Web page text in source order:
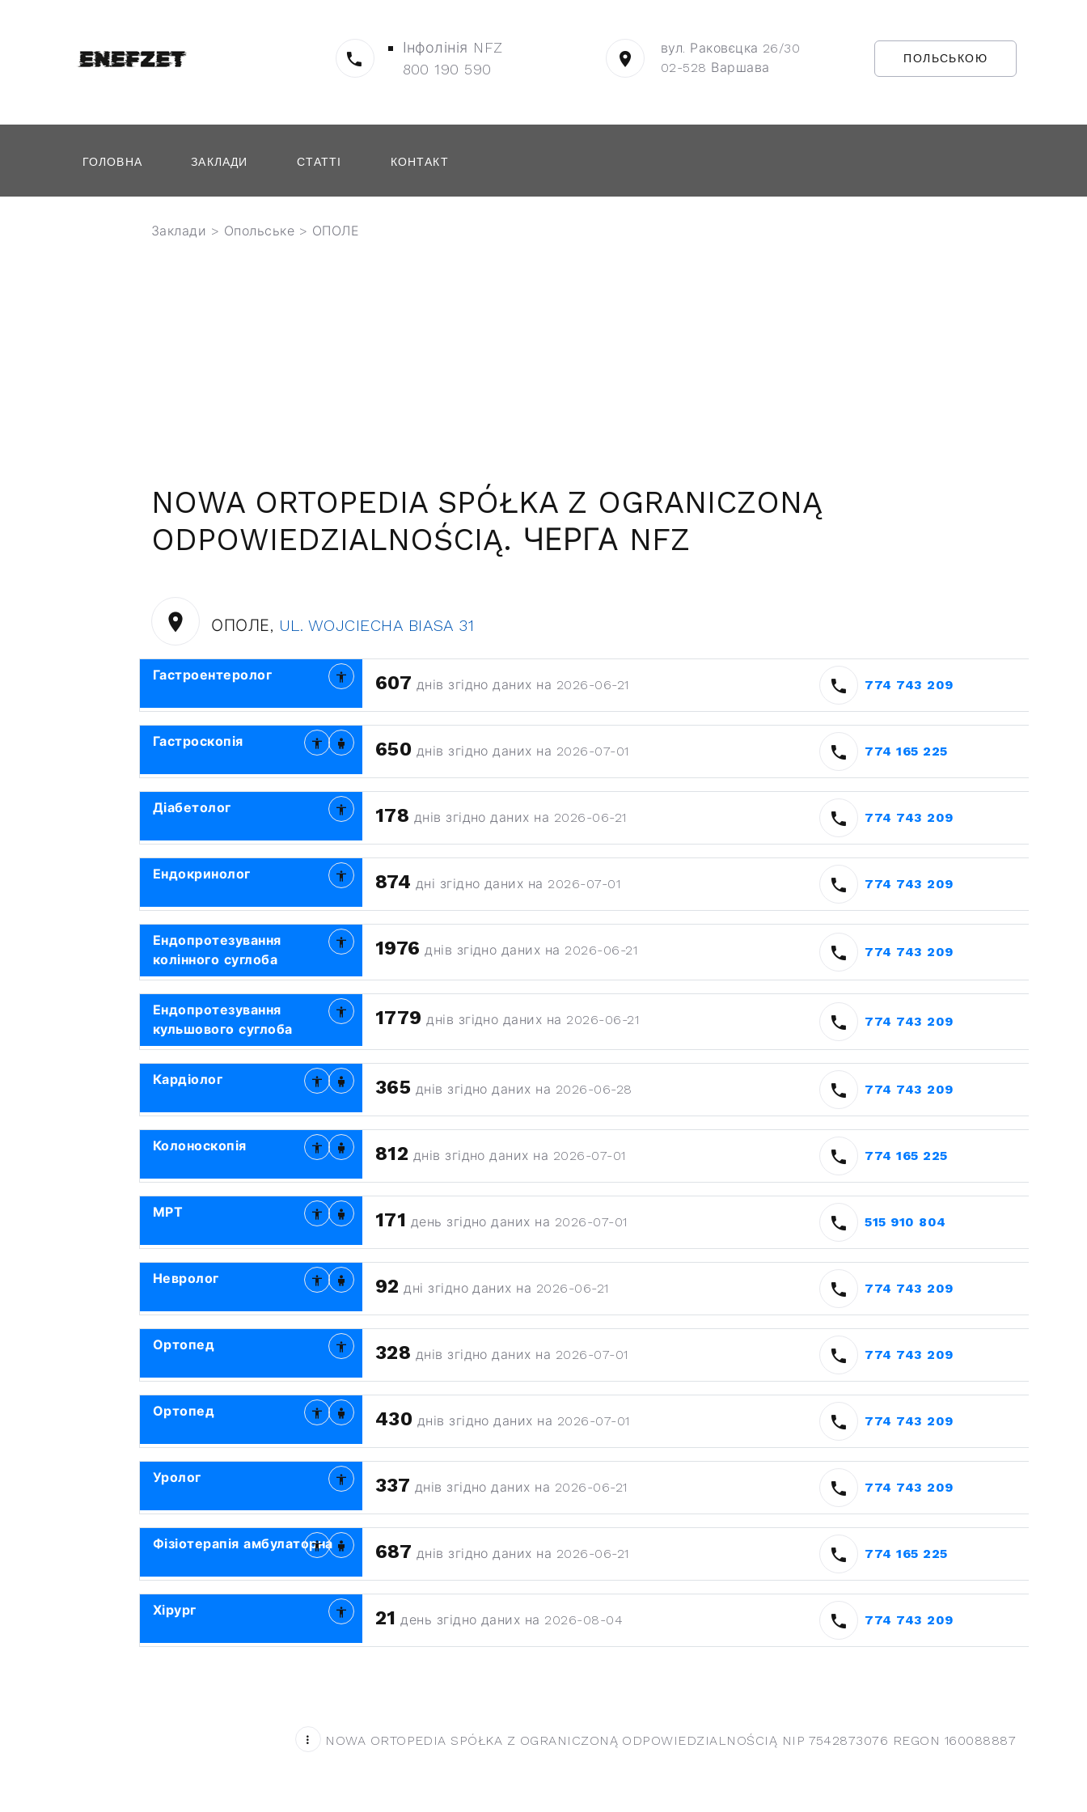
Інфолінія NFZ
800 190 590
вул. Раковєцка 26/30
02-528 Варшава
ПОЛЬСЬКОЮ
ГОЛОВНА ЗАКЛАДИ СТАТТІ КОНТАКТ
Заклади > Опольське > ОПОЛЕ
NOWA ORTOPEDIA SPÓŁKA Z OGRANICZONĄ
ODPOWIEDZIALNOŚCIĄ. ЧЕРГА NFZ
ОПОЛЕ, UL. WOJCIECHA BIASA 31
Гастроентеролог 607 днів згідно даних на 2026-06-21 774 743 209
Гастроскопія 650 днів згідно даних на 2026-07-01 774 165 225
Діабетолог 178 днів згідно даних на 2026-06-21 774 743 209
Ендокринолог 874 дні згідно даних на 2026-07-01 774 743 209
Ендопротезування
колінного суглоба
1976 днів згідно даних на 2026-06-21 774 743 209
Ендопротезування
кульшового суглоба
1779 днів згідно даних на 2026-06-21 774 743 209
Кардіолог 365 днів згідно даних на 2026-06-28 774 743 209
Колоноскопія 812 днів згідно даних на 2026-07-01 774 165 225
МРТ 171 день згідно даних на 2026-07-01 515 910 804
Невролог 92 дні згідно даних на 2026-06-21 774 743 209
Ортопед 328 днів згідно даних на 2026-07-01 774 743 209
Ортопед 430 днів згідно даних на 2026-07-01 774 743 209
Уролог 337 днів згідно даних на 2026-06-21 774 743 209
Фізіотерапія амбулаторна 687 днів згідно даних на 2026-06-21 774 165 225
Хірург 21 день згідно даних на 2026-08-04 774 743 209
NOWA ORTOPEDIA SPÓŁKA Z OGRANICZONĄ ODPOWIEDZIALNOŚCIĄ NIP 7542873076 REGON 160088887